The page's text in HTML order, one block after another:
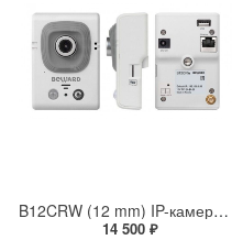
B12CRW (12 mm) IP-камера 1Мп миниатюрная кубическая беспроводная с фиксированным объективом 12 мм PIR-датчиком и микрофоном
14 500 ₽